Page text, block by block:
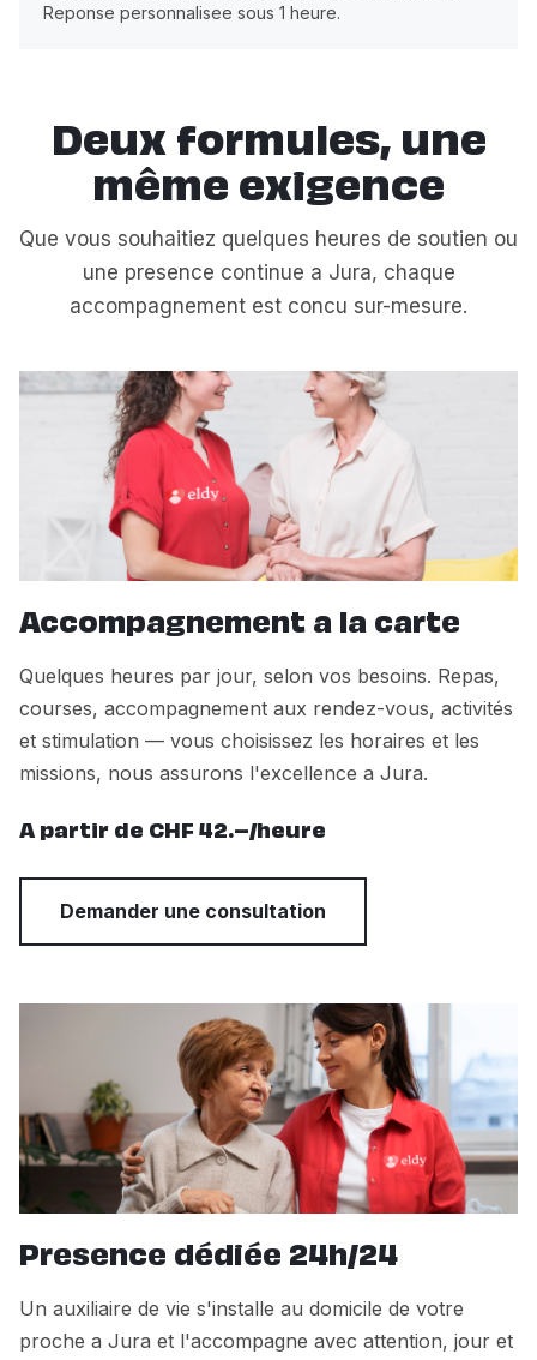
Reponse personnalisee sous 1 heure.
Deux formules, une
même exigence
Que vous souhaitiez quelques heures de soutien ou
une presence continue a Jura, chaque
accompagnement est concu sur-mesure.
Accompagnement a la carte
Quelques heures par jour, selon vos besoins. Repas,
courses, accompagnement aux rendez-vous, activités
et stimulation — vous choisissez les horaires et les
missions, nous assurons l'excellence a Jura.
A partir de CHF 42.–/heure
Demander une consultation
Presence dédiée 24h/24
Un auxiliaire de vie s'installe au domicile de votre
proche a Jura et l'accompagne avec attention, jour et